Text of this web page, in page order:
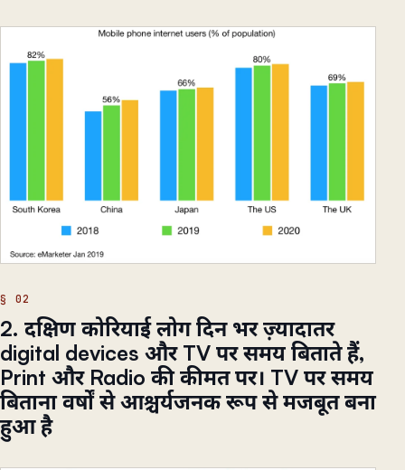
2. दक्षिण कोरियाई लोग दिन भर ज़्यादातर
digital devices और TV पर समय बिताते हैं,
Print और Radio की कीमत पर। TV पर समय
बिताना वर्षों से आश्चर्यजनक रूप से मजबूत बना
हुआ है